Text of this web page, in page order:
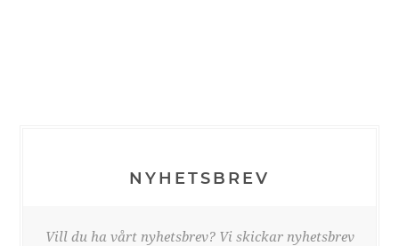
NYHETSBREV
Vill du ha vårt nyhetsbrev? Vi skickar nyhetsbrev